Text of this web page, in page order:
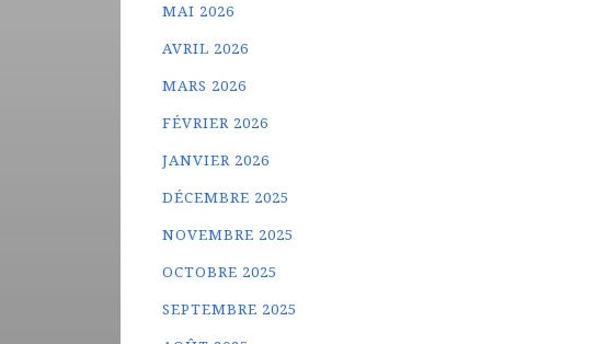
MAI 2026
AVRIL 2026
MARS 2026
FÉVRIER 2026
JANVIER 2026
DÉCEMBRE 2025
NOVEMBRE 2025
OCTOBRE 2025
SEPTEMBRE 2025